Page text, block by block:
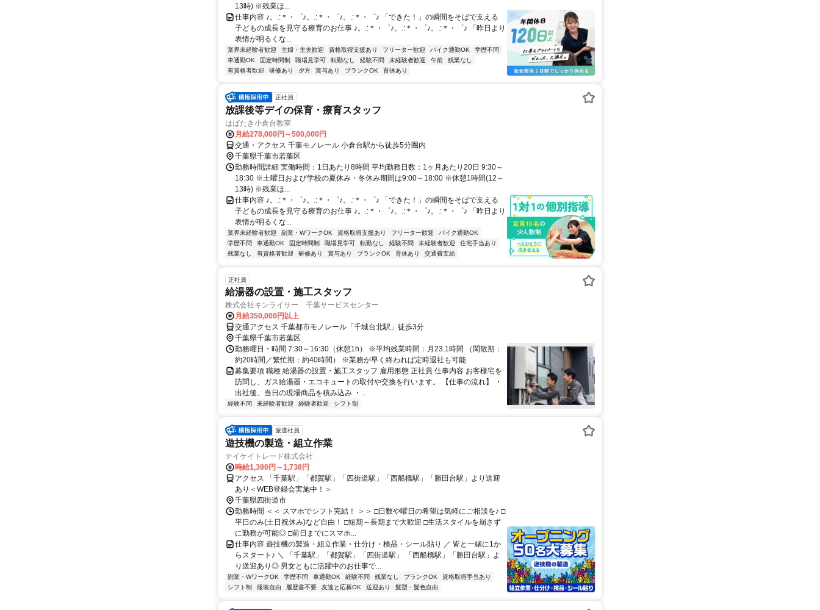
13時) ※残業ほ...
仕事内容 ♪。.:＊・゜♪。.:＊・゜♪。.:＊・゜♪ 「できた！」の瞬間をそばで支える
子どもの成長を見守る療育のお仕事 ♪。.:＊・゜♪。.:＊・゜♪。.:＊・゜♪ 「昨日より
表情が明るくな...
業界未経験者歓迎 主婦・主夫歓迎 資格取得支援あり フリーター歓迎 バイク通勤OK
学歴不問
車通勤OK
固定時間制 職場見学可 転勤なし 経験不問 未経験者歓迎 午前
残業なし
有資格者歓迎
研修あり 夕方 賞与あり ブランクOK 育休あり
正社員
放課後等デイの保育・療育スタッフ
はばたき小倉台教室
月給278,000円～500,000円
交通・アクセス 千葉モノレール 小倉台駅から徒歩5分圏内
千葉県千葉市若葉区
勤務時間詳細 実働時間：1日あたり8時間 平均勤務日数：1ヶ月あたり20日 9:30～
18:30 ※土曜日および学校の夏休み・冬休み期間は9:00～18:00 ※休憩1時間(12～
13時) ※残業ほ...
仕事内容 ♪。.:＊・゜♪。.:＊・゜♪。.:＊・゜♪ 「できた！」の瞬間をそばで支える
子どもの成長を見守る療育のお仕事 ♪。.:＊・゜♪。.:＊・゜♪。.:＊・゜♪ 「昨日より
表情が明るくな...
業界未経験者歓迎 副業・WワークOK 資格取得支援あり フリーター歓迎
バイク通勤OK
学歴不問
車通勤OK 固定時間制 職場見学可 転勤なし 経験不問 未経験者歓迎
住宅手当あり
残業なし
有資格者歓迎 研修あり 賞与あり ブランクOK 育休あり 交通費支給
正社員
給湯器の設置・施工スタッフ
株式会社キンライサー 千葉サービスセンター
月給350,000円以上
交通アクセス 千葉都市モノレール「千城台北駅」徒歩3分
千葉県千葉市若葉区
勤務曜日・時間 7:30～16:30（休憩1h） ※平均残業時間：月23.1時間 （閑散期：
約20時間／繁忙期：約40時間） ※業務が早く終われば定時退社も可能
募集要項 職種 給湯器の設置・施工スタッフ 雇用形態 正社員 仕事内容 お客様宅を
訪問し、ガス給湯器・エコキュートの取付や交換を行います。 【仕事の流れ】 ・
出社後、当日の現場商品を積み込み ・...
経験不問 未経験者歓迎 経験者歓迎 シフト制
派遣社員
遊技機の製造・組立作業
テイケイトレード株式会社
時給1,390円～1,738円
アクセス 「千葉駅」「都賀駅」「四街道駅」「西船橋駅」「勝田台駅」より送迎
あり＜WEB登録会実施中！＞
千葉県四街道市
勤務時間 ＜＜ スマホでシフト完結！ ＞＞ □日数や曜日の希望は気軽にご相談を♪ □
平日のみ(土日祝休み)など自由！ □短期～長期まで大歓迎 □生活スタイルを崩さず
に勤務が可能◎ □前日までにスマホ...
仕事内容 遊技機の製造・組立作業・仕分け・検品・シール貼り ／ 皆と一緒に1か
らスタート♪ ＼ 「千葉駅」「都賀駅」「四街道駅」 「西船橋駅」「勝田台駅」よ
り送迎あり◎ 男女ともに活躍中のお仕事で...
副業・WワークOK 学歴不問 車通勤OK 経験不問 残業なし ブランクOK
資格取得手当あり
シフト制
服装自由 履歴書不要 友達と応募OK 送迎あり 髪型・髪色自由